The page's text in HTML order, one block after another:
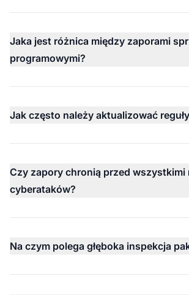
Jaka jest różnica między zaporami
programowymi?
Jak często należy aktualizować
Czy zapory chronią przed wszystkimi
cyberataków?
Na czym polega głęboka inspekcja